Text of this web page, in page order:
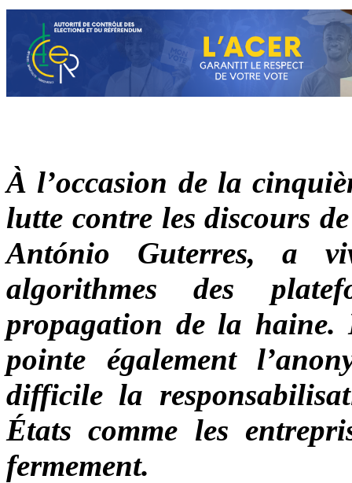
À l’occasion de la
lutte contre les discours
António Guterres, a
algorithmes des
propagation de la haine.
pointe également
difficile la
États comme les
fermement.